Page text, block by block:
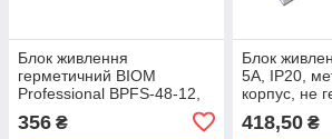
Блок живлення
герметичний BIOM
Professional BPFS-48-12,
12V, 48W, 4А, металевий
корпус, IP67
356 ₴
Блок
5А, IP20,
корпус, не
418,50₴